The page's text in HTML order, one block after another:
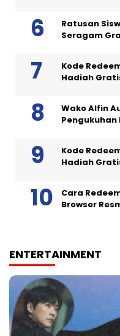
Ratusan
Seragam
Kode
Hadiah
Wako Alfin
Kode
Hadiah
Cara
Browser
ENTERTAINMENT